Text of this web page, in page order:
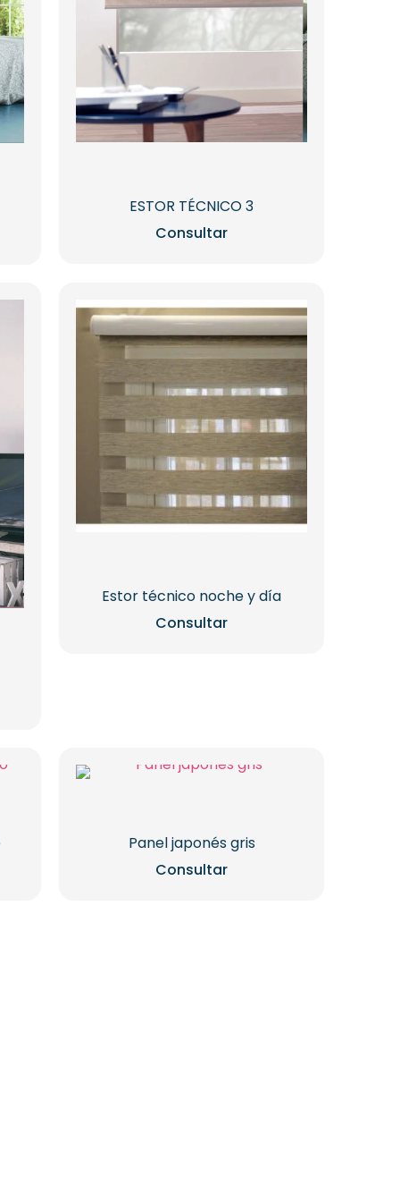
ESTOR TÉCNICO 3
Consultar
Estor técnico noche y día
Consultar
Panel japonés gris
Consultar